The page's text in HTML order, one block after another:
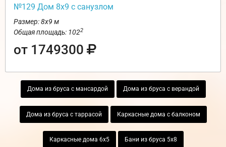
№129 Дом 8х9 с санузлом
Размер: 8х9 м
Общая площадь: 1022
от 1749300
Дома из бруса с мансардой Дома из бруса с верандой
Дома из бруса с таррасой Каркасные дома с балконом
Каркасные дома 6х5 Бани из бруса 5х8